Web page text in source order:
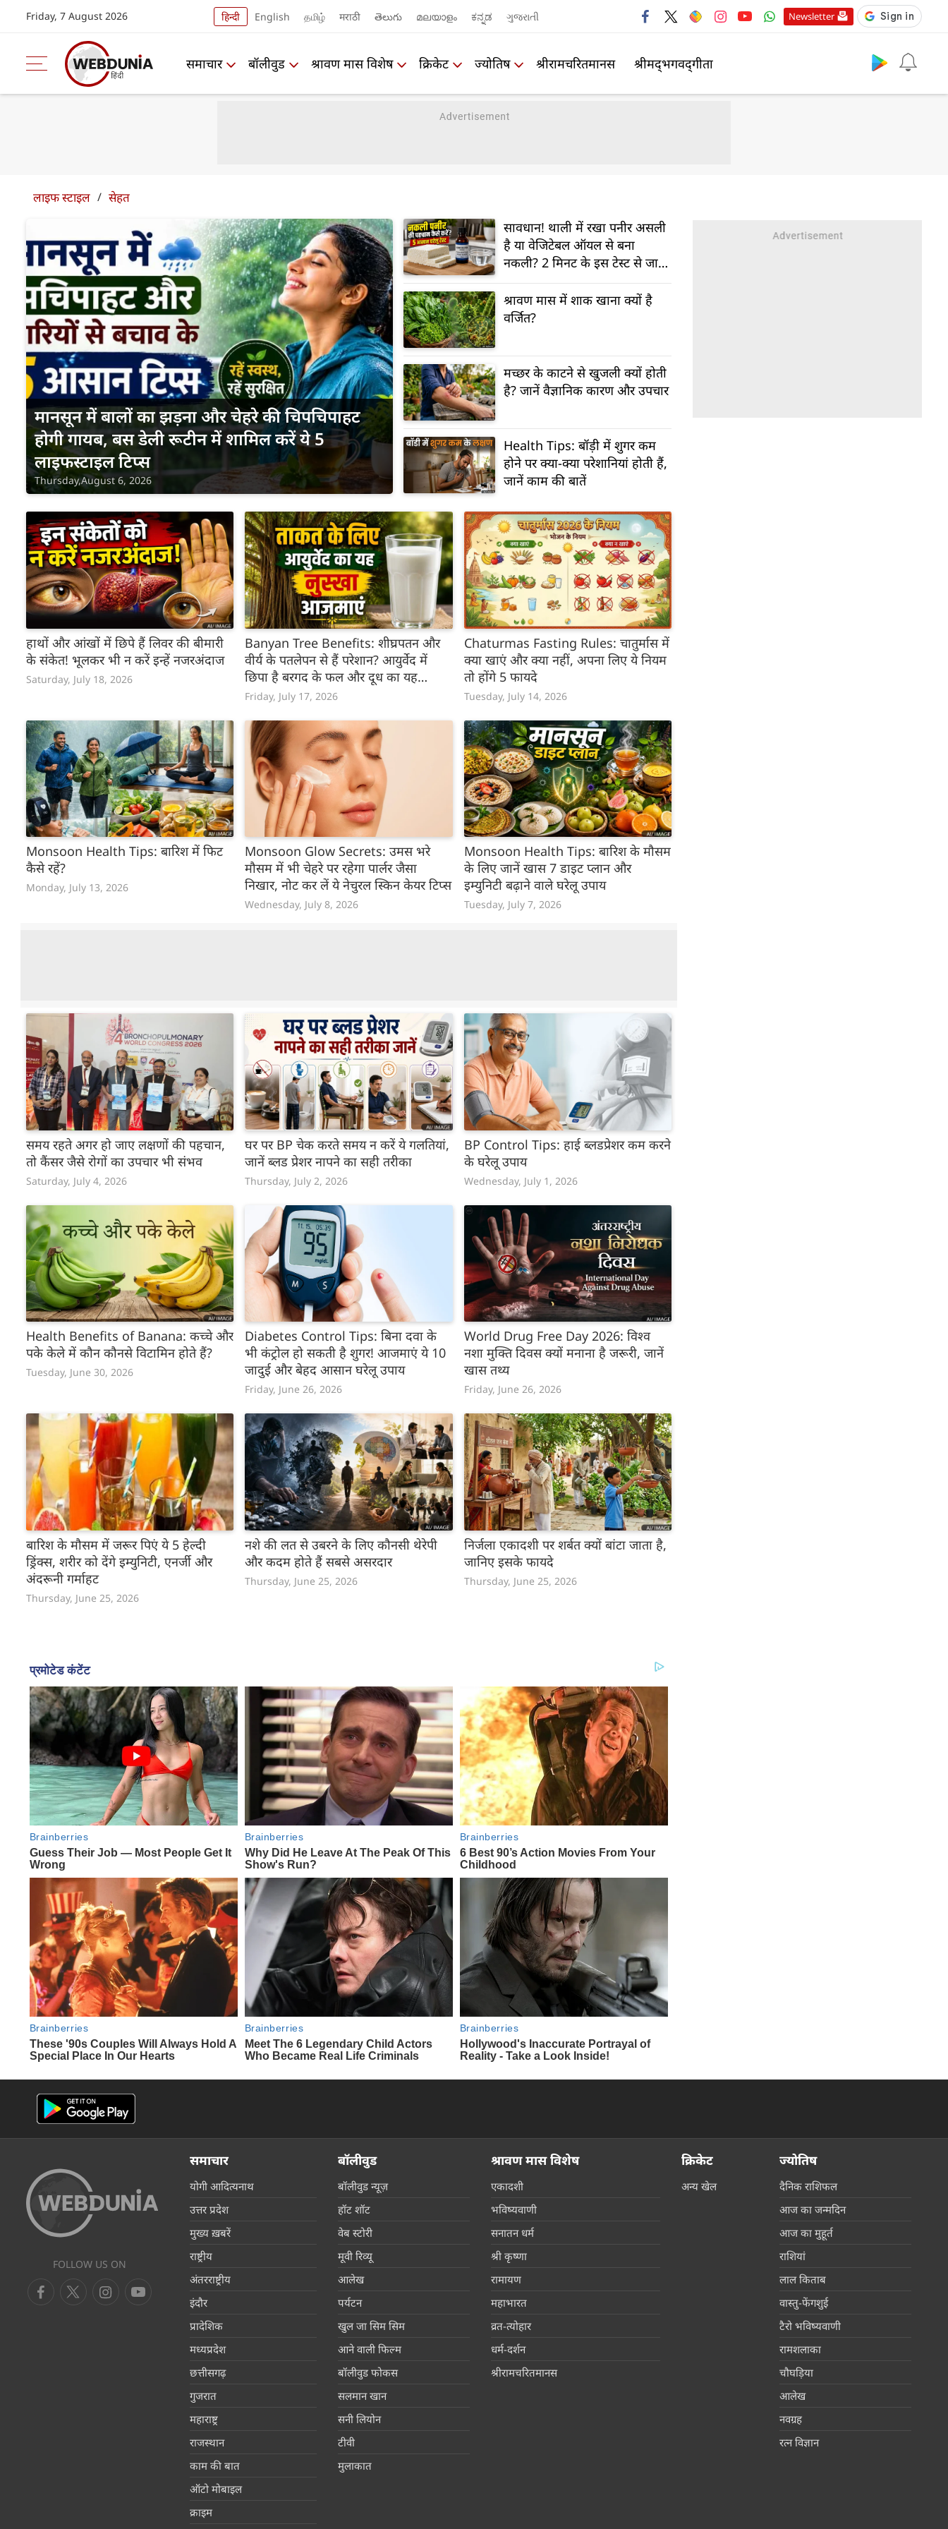
Friday, 7 August 2026 हिन्दी English தமிழ் मराठी తెలుగు മലയാളം ಕನ್ನಡ ગુજરાતી Newsletter
समाचार बॉलीवुड श्रावण मास विशेष क्रिकेट ज्योतिष श्रीरामचरितमानस श्रीमद्‍भगवद्‍गीता
लाइफ स्‍टाइल / सेहत
मानसून में बालों का झड़ना और चेहरे की चिपचिपाहट
होगी गायब, बस डेली रूटीन में शामिल करें ये 5
लाइफस्टाइल टिप्स
Thursday,August 6, 2026
सावधान! थाली में रखा पनीर असली
है या वेजिटेबल ऑयल से बना
नकली? 2 मिनट के इस टेस्ट से जानें
सच्चाई
श्रावण मास में शाक खाना क्यों है
वर्जित?
मच्छर के काटने से खुजली क्यों होती
है? जानें वैज्ञानिक कारण और उपचार
Health Tips: बॉड़ी में शुगर कम
होने पर क्या-क्या परेशानियां होती हैं,
जानें काम की बातें
हाथों और आंखों में छिपे हैं लिवर की बीमारी
के संकेत! भूलकर भी न करें इन्हें नजरअंदाज
Saturday, July 18, 2026
Banyan Tree Benefits: शीघ्रपतन और
वीर्य के पतलेपन से हैं परेशान? आयुर्वेद में
छिपा है बरगद के फल और दूध का यह
पारंपरिक नुस्खा
Friday, July 17, 2026
Chaturmas Fasting Rules: चातुर्मास में
क्या खाएं और क्या नहीं, अपना लिए ये नियम
तो होंगे 5 फायदे
Tuesday, July 14, 2026
Monsoon Health Tips: बारिश में फिट
कैसे रहें?
Monday, July 13, 2026
Monsoon Glow Secrets: उमस भरे
मौसम में भी चेहरे पर रहेगा पार्लर जैसा
निखार, नोट कर लें ये नेचुरल स्किन केयर टिप्स
Wednesday, July 8, 2026
Monsoon Health Tips: बारिश के मौसम
के लिए जानें खास 7 डाइट प्लान और
इम्युनिटी बढ़ाने वाले घरेलू उपाय
Tuesday, July 7, 2026
समय रहते अगर हो जाए लक्षणों की पहचान,
तो कैंसर जैसे रोगों का उपचार भी संभव
Saturday, July 4, 2026
घर पर BP चेक करते समय न करें ये गलतियां,
जानें ब्लड प्रेशर नापने का सही तरीका
Thursday, July 2, 2026
BP Control Tips: हाई ब्लडप्रेशर कम करने
के घरेलू उपाय
Wednesday, July 1, 2026
Health Benefits of Banana: कच्चे और
पके केले में कौन कौनसे विटामिन होते हैं?
Tuesday, June 30, 2026
Diabetes Control Tips: बिना दवा के
भी कंट्रोल हो सकती है शुगर! आजमाएं ये 10
जादुई और बेहद आसान घरेलू उपाय
Friday, June 26, 2026
World Drug Free Day 2026: विश्व
नशा मुक्ति दिवस क्यों मनाना है जरूरी, जानें
खास तथ्य
Friday, June 26, 2026
बारिश के मौसम में जरूर पिएं ये 5 हेल्दी
ड्रिंक्स, शरीर को देंगे इम्युनिटी, एनर्जी और
अंदरूनी गर्माहट
Thursday, June 25, 2026
नशे की लत से उबरने के लिए कौनसी थेरेपी
और कदम होते हैं सबसे असरदार
Thursday, June 25, 2026
निर्जला एकादशी पर शर्बत क्यों बांटा जाता है,
जानिए इसके फायदे
Thursday, June 25, 2026
FOLLOW US ON
समाचार
योगी आदित्यनाथ
उत्तर प्रदेश
मुख्य ख़बरें
राष्ट्रीय
अंतरराष्ट्रीय
इंदौर
प्रादेशिक
मध्यप्रदेश
छत्तीसगढ़
गुजरात
महाराष्ट्र
राजस्थान
काम की बात
ऑटो मोबाइल
क्राइम
बॉलीवुड
बॉलीवुड न्यूज़
हॉट शॉट
वेब स्टोरी
मूवी रिव्यू
आलेख
पर्यटन
खुल जा सिम सिम
आने वाली फिल्म
बॉलीवुड फोकस
सलमान खान
सनी लियोन
टीवी
मुलाकात
श्रावण मास विशेष
एकादशी
भविष्यवाणी
सनातन धर्म
श्री कृष्णा
रामायण
महाभारत
व्रत-त्योहार
धर्म-दर्शन
श्रीरामचरितमानस
क्रिकेट
अन्य खेल
ज्योतिष
दैनिक राशिफल
आज का जन्मदिन
आज का मुहूर्त
राशियां
लाल किताब
वास्तु-फेंगशुई
टैरो भविष्यवाणी
रामशलाका
चौघड़िया
आलेख
नवग्रह
रत्न विज्ञान